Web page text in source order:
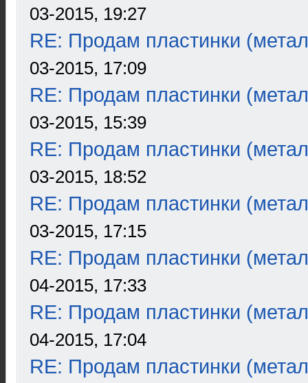
03-2015, 19:27
RE: Продам пластинки
03-2015, 17:09
RE: Продам пластинки
03-2015, 15:39
RE: Продам пластинки
03-2015, 18:52
RE: Продам пластинки
03-2015, 17:15
RE: Продам пластинки
04-2015, 17:33
RE: Продам пластинки
04-2015, 17:04
RE: Продам пластинки